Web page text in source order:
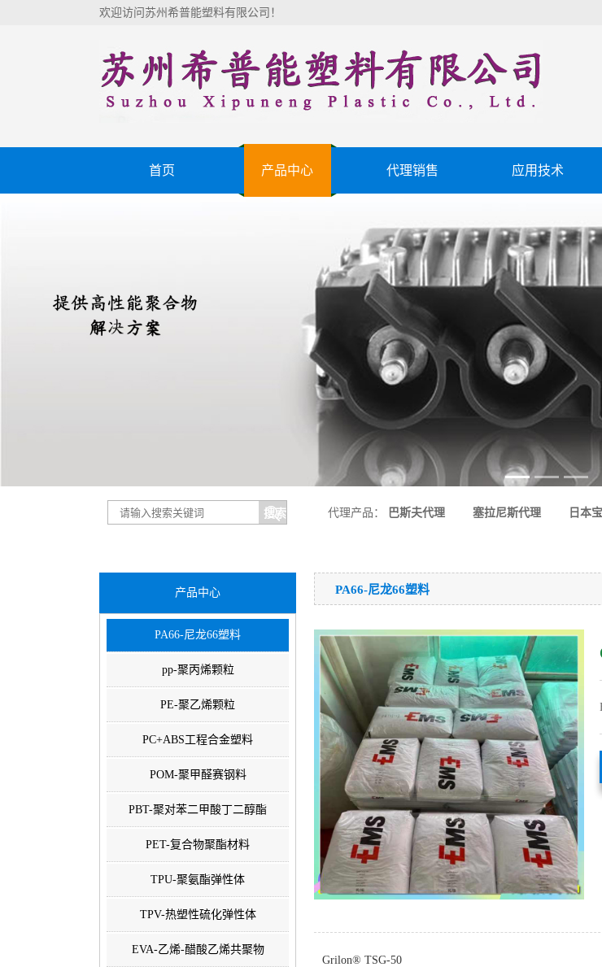
欢迎访问苏州希普能塑料有限公司！
首页 产品中心 代理销售 应用技术
代理产品： 巴斯夫代理 塞拉尼斯代理 日本
产品中心
PA66-尼龙66塑料
pp-聚丙烯颗粒
PE-聚乙烯颗粒
PC+ABS工程合金塑料
POM-聚甲醛赛钢料
PBT-聚对苯二甲酸丁二醇酯
PET-复合物聚酯材料
TPU-聚氨酯弹性体
TPV-热塑性硫化弹性体
EVA-乙烯-醋酸乙烯共聚物
PA66-尼龙66塑料
Grilon® TSG-50